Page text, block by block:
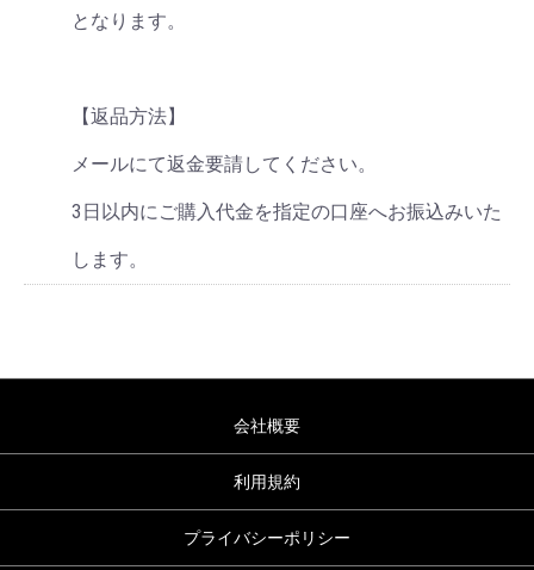
となります。
【返品方法】
メールにて返金要請してください。
3日以内にご購入代金を指定の口座へお振込みいた
します。
会社概要
利用規約
プライバシーポリシー